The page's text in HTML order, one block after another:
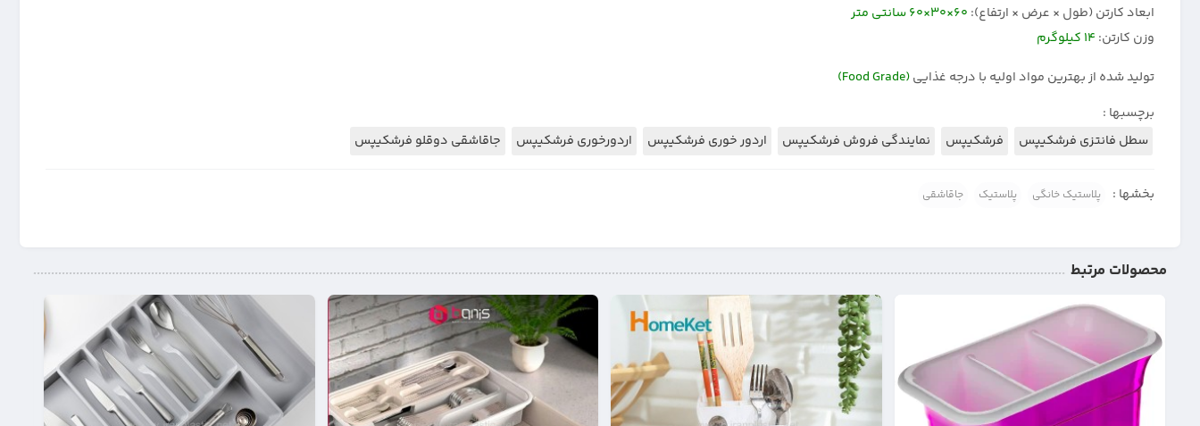
ابعاد کارتن (طول × عرض × ارتفاع): ۶۰×۳۰×۶۰ سانتی متر
وزن کارتن: ۱۴ کیلوگرم
تولید شده از بهترین مواد اولیه با درجه غذایی(Food Grade)
برچسبها :
سطل فانتزی فرشکیپس
فرشکیپس نمایندگی فروش فرشکیپس اردور خوری فرشکیپس اردورخوری فرشکیپس جاقاشقی دوقلو فرشکیپس
بخشها : پلاستیک خانگی پلاستیک جاقاشقی
محصولات مرتبط